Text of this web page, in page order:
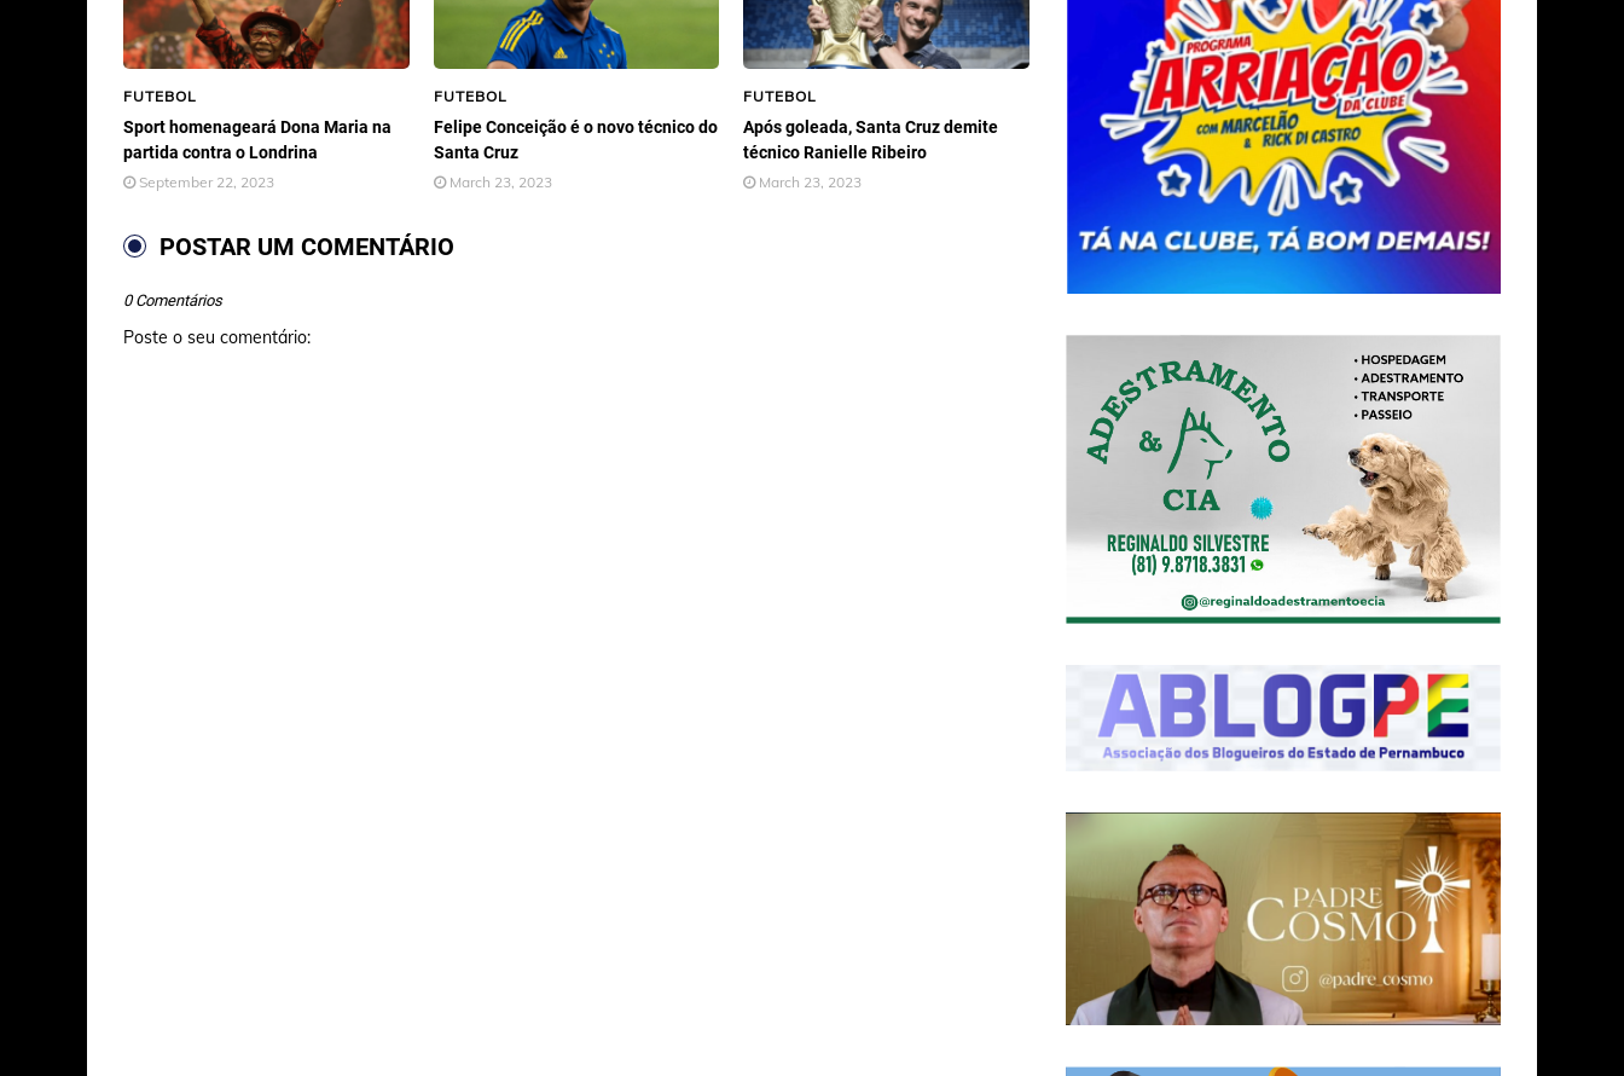
FUTEBOL
Sport homenageará Dona Maria na
partida contra o Londrina
September 22, 2023
FUTEBOL
Felipe Conceição é o novo técnico do
Santa Cruz
March 23, 2023
FUTEBOL
Após goleada, Santa Cruz demite
técnico Ranielle Ribeiro
March 23, 2023
POSTAR UM COMENTÁRIO
0 Comentários
Poste o seu comentário: